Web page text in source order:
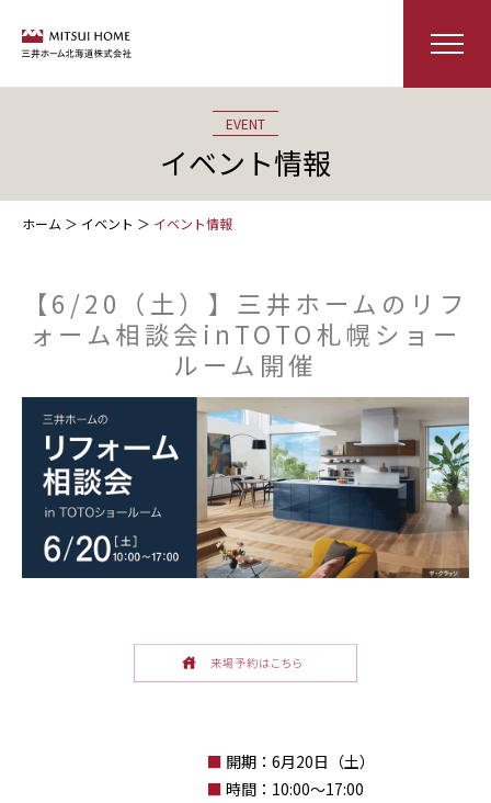
EVENT
イベント情報
ホーム ＞ イベント ＞ イベント情報
【6/20（土）】三井ホームのリフ
ォーム相談会inTOTO札幌ショー
ルーム開催
■ 開期： 6月20日（土）
■ 時間： 10:00～17:00